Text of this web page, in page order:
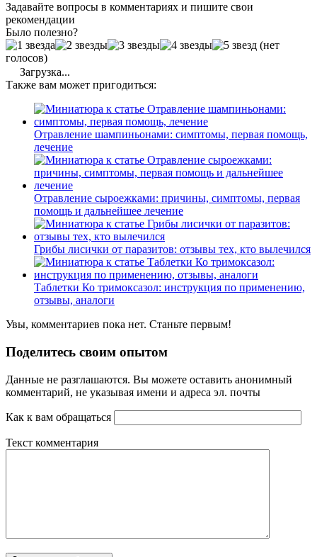
Задавайте вопросы в комментариях и пишите свои
рекомендации
Было полезно?
(нет
голосов)
Загрузка...
Также вам может пригодиться:
Отравление шампиньонами: симптомы, первая помощь,
лечение
Отравление сыроежками: причины, симптомы, первая
помощь и дальнейшее лечение
Грибы лисички от паразитов: отзывы тех, кто вылечился
Таблетки Ко тримоксазол: инструкция по применению,
отзывы, аналоги
Увы, комментариев пока нет. Станьте первым!
Поделитесь своим опытом
Данные не разглашаются. Вы можете оставить анонимный
комментарий, не указывая имени и адреса эл. почты
Как к вам обращаться
Текст комментария